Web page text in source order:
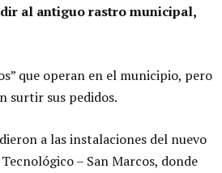
al antiguo rastro municipal,
que operan en el municipio, pero
surtir sus pedidos.
a las instalaciones del nuevo
– San Marcos, donde